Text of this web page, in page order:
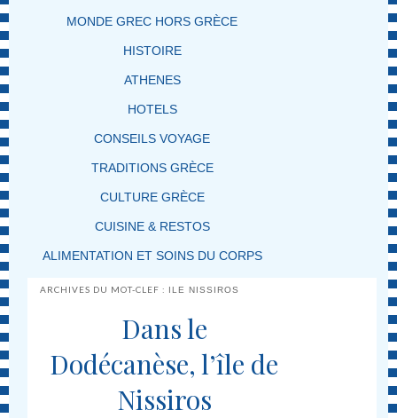
MONDE GREC HORS GRÈCE
HISTOIRE
ATHENES
HOTELS
CONSEILS VOYAGE
TRADITIONS GRÈCE
CULTURE GRÈCE
CUISINE & RESTOS
ALIMENTATION ET SOINS DU CORPS
ARCHIVES DU MOT-CLEF : ILE NISSIROS
Dans le
Dodécanèse, l’île de
Nissiros